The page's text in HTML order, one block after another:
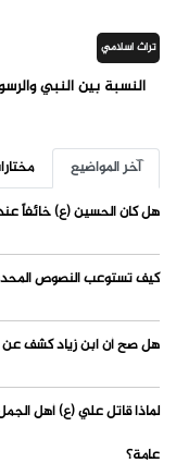
تراث اسلامي
النسبة بين النبي
آخر المواضيع
هل كان الحسين (ع) خائفاً
كيف تستوعب النصوص
هل صح أن ابن زياد كشف عن
لماذا قاتل علي (ع) أهل
عامة؟